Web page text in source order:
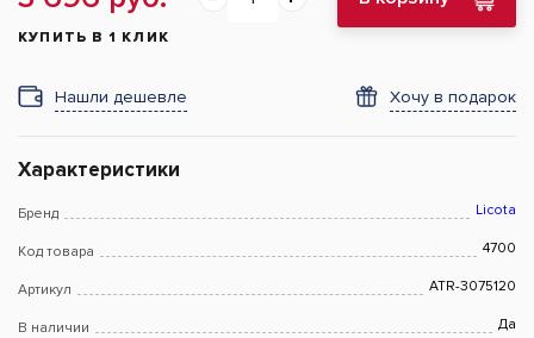
КУПИТЬ В 1 КЛИК
Нашли дешевле Хочу в подарок
Характеристики
Бренд Licota
Код товара 4700
Артикул ATR-3075120
В наличии Да